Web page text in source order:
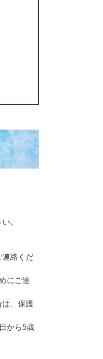
。
絡くだ
にご連
は、保護
から5歳